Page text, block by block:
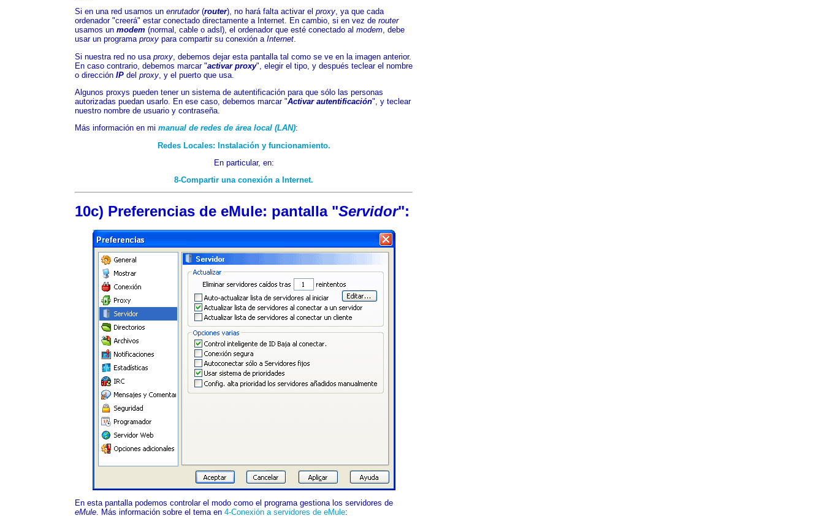
Si en una red usamos un enrutador(router), no hará falta activar el proxy, ya que cada
ordenador "creerá" estar conectado directamente a Internet. En cambio, si en vez de router
usamos un modem (normal, cable o adsl), el ordenador que esté conectado al modem, debe
usar un programa proxy para compartir su conexión a Internet.
Si nuestra red no usa proxy , debemos dejar esta pantalla tal como se ve en la imagen anterior.
En caso contrario, debemos marcar "activar proxy", elegir el tipo, y después teclear el nombre
o dirección IP del proxy , y el puerto que usa.
Algunos proxys pueden tener un sistema de autentificación para que sólo las personas
autorizadas puedan usarlo. En ese caso, debemos marcar "Activar autentificación", y teclear
nuestro nombre de usuario y contraseña.
Más información en mi manual de redes de área local (LAN):
Redes Locales: Instalación y funcionamiento.
En particular, en:
8-Compartir una conexión a Internet.
10c) Preferencias de eMule: pantalla "Servidor":
En esta pantalla podemos controlar el modo como el programa gestiona los servidores de
eMule. Más información sobre el tema en 4-Conexión a servidores de eMule: